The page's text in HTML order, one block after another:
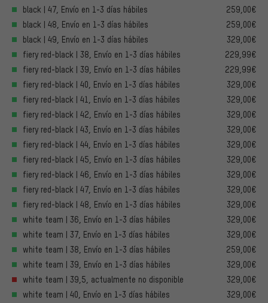
black | 47, Envío en 1-3 días hábiles
259,00€
black | 48, Envío en 1-3 días hábiles
259,00€
black | 49, Envío en 1-3 días hábiles
329,00€
fiery red-black | 38, Envío en 1-3 días hábiles
229,99€
fiery red-black | 39, Envío en 1-3 días hábiles
229,99€
fiery red-black | 40, Envío en 1-3 días hábiles
329,00€
fiery red-black | 41, Envío en 1-3 días hábiles
329,00€
fiery red-black | 42, Envío en 1-3 días hábiles
329,00€
fiery red-black | 43, Envío en 1-3 días hábiles
329,00€
fiery red-black | 44, Envío en 1-3 días hábiles
329,00€
fiery red-black | 45, Envío en 1-3 días hábiles
329,00€
fiery red-black | 46, Envío en 1-3 días hábiles
329,00€
fiery red-black | 47, Envío en 1-3 días hábiles
329,00€
fiery red-black | 48, Envío en 1-3 días hábiles
329,00€
white team | 36, Envío en 1-3 días hábiles
329,00€
white team | 37, Envío en 1-3 días hábiles
329,00€
white team | 38, Envío en 1-3 días hábiles
259,00€
white team | 39, Envío en 1-3 días hábiles
329,00€
white team | 39,5, actualmente no disponible
329,00€
white team | 40, Envío en 1-3 días hábiles
329,00€